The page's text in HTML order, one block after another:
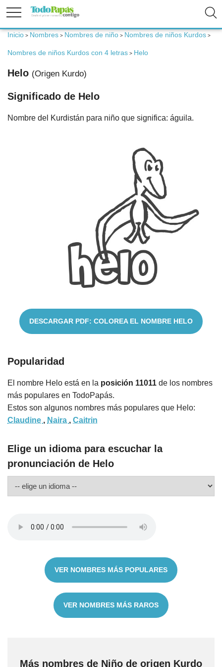
Fertilidad
Embarazo
Bebé
Niños
Inicio > Nombres > Nombres de niño > Nombres de niños Kurdos >
Nombres de niños Kurdos con 4 letras > Helo
Helo (Origen Kurdo)
Significado de Helo
Nombre del Kurdistán para niño que significa: águila.
DESCARGAR PDF: COLOREA EL NOMBRE HELO
Popularidad
El nombre Helo está en la posición 11011 de los nombres
más populares en TodoPapás.
Estos son algunos nombres más populares que Helo:
Claudine , Naira , Caitrin
Elige un idioma para escuchar la
pronunciación de Helo
VER NOMBRES MÁS POPULARES
VER NOMBRES MÁS RAROS
Más nombres de Niño de origen Kurdo